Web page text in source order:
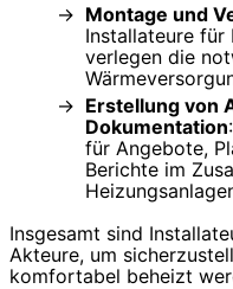
Montage und
Installateure für
verlegen die
Erstellung von
Dokumentation
für Angebote,
Berichte im
Insgesamt sind
Akteure, um
komfortabel beheizt